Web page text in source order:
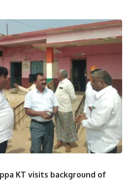
KT visits background of